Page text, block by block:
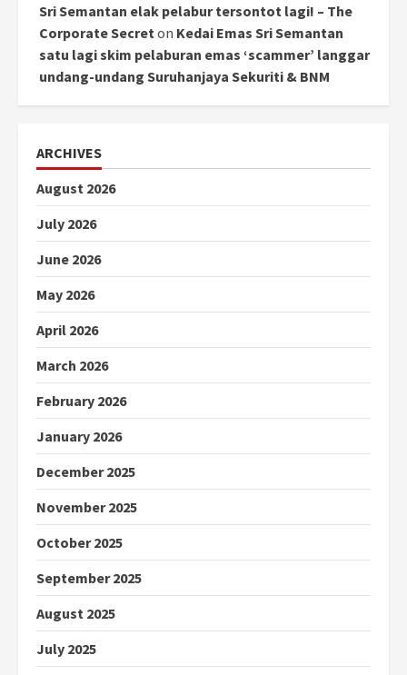
Sri Semantan elak pelabur tersontot lagi! – The
Corporate Secret on Kedai Emas Sri Semantan
satu lagi skim pelaburan emas ‘scammer’ langgar
undang-undang Suruhanjaya Sekuriti & BNM
ARCHIVES
August 2026
July 2026
June 2026
May 2026
April 2026
March 2026
February 2026
January 2026
December 2025
November 2025
October 2025
September 2025
August 2025
July 2025